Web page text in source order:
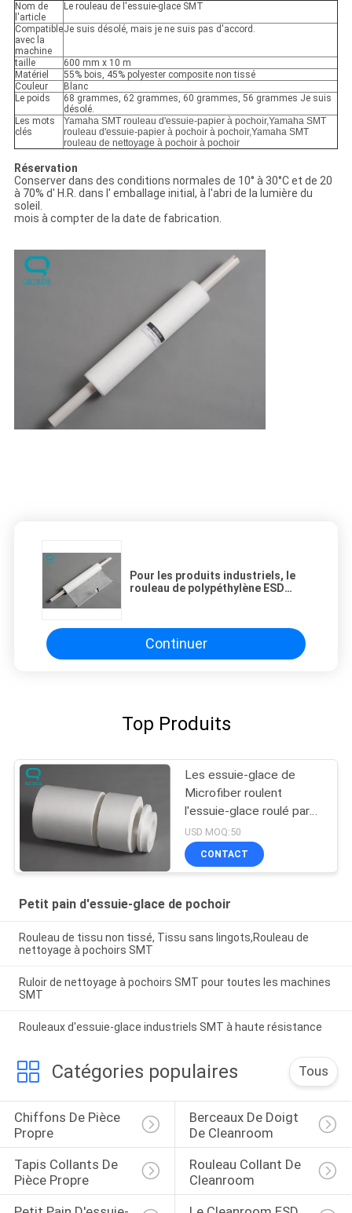
Nom de
l'article
Le rouleau de l'essuie-glace SMT
Compatible
avec la
machine
Je suis désolé, mais je ne suis pas d'accord.
taille
600 mm x 10 m
Matériel
55% bois, 45% polyester composite non tissé
Couleur
Blanc
Le poids
68 grammes, 62 grammes, 60 grammes, 56 grammes Je suis
désolé.
Les mots
clés
Yamaha SMT rouleau d'essuie-papier à pochoir,Yamaha SMT
rouleau d'essuie-papier à pochoir à pochoir,Yamaha SMT
rouleau de nettoyage à pochoir à pochoir
Réservation
Conserver dans des conditions normales de 10° à 30°C et de 20
à 70% d' H.R. dans l' emballage initial, à l'abri de la lumière du
soleil.
mois à compter de la date de fabrication.
Pour les produits industriels, le
rouleau de polypéthylène ESD
Continuer
Top Produits
Les essuie-glace de
Microfiber roulent
l'essuie-glace roulé par
affichage à cristaux
liquides non pelucheux
USD MOQ:50
CONTACT
Petit pain d'essuie-glace de pochoir
Rouleau de tissu non tissé, Tissu sans lingots,Rouleau de
nettoyage à pochoirs SMT
Ruloir de nettoyage à pochoirs SMT pour toutes les machines
SMT
Rouleaux d'essuie-glace industriels SMT à haute résistance
Catégories populaires Tous
Chiffons De Pièce
Propre
Berceaux De Doigt
De Cleanroom
Tapis Collants De
Pièce Propre
Rouleau Collant De
Cleanroom